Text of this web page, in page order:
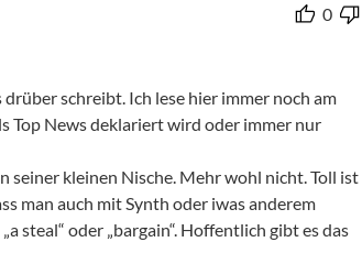
0
schreibt. Ich lese hier immer noch am
Top News deklariert wird oder immer nur
seiner kleinen Nische. Mehr wohl nicht. Toll ist
man auch mit Synth oder iwas anderem
steal“ oder „bargain“. Hoffentlich gibt es das